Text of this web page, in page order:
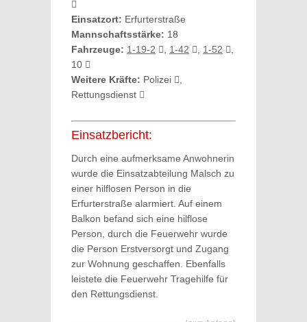
Einsatzort: Erfurterstraße
Mannschaftsstärke: 18
Fahrzeuge: 1-19-2 1-42 1-52
10
Weitere Kräfte: Polizei
Rettungsdienst
Einsatzbericht:
Durch eine aufmerksame Anwohnerin
wurde die Einsatzabteilung Malsch zu
einer hilflosen Person in die
Erfurterstraße alarmiert. Auf einem
Balkon befand sich eine hilflose
Person, durch die Feuerwehr wurde
die Person Erstversorgt und Zugang
zur Wohnung geschaffen. Ebenfalls
leistete die Feuerwehr Tragehilfe für
den Rettungsdienst.